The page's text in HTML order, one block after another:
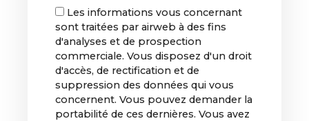
Les informations vous concernant
sont traitées par airweb à des fins
d'analyses et de prospection
commerciale. Vous disposez d'un droit
d'accès, de rectification et de
suppression des données qui vous
concernent. Vous pouvez demander la
portabilité de ces dernières. Vous avez